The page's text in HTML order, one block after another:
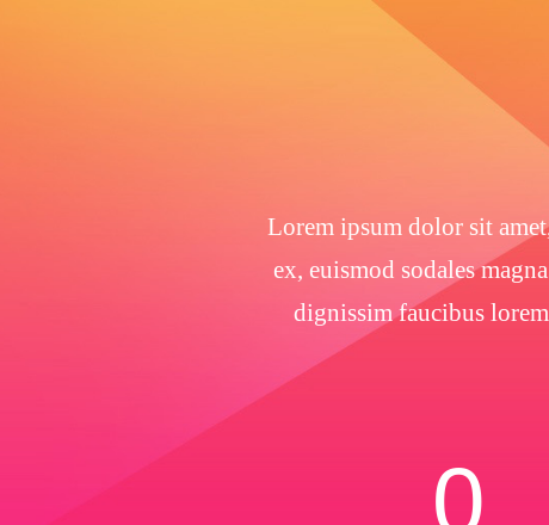
Lorem ipsum dolor sit
ex, euismod sodales
dignissim faucibus
0